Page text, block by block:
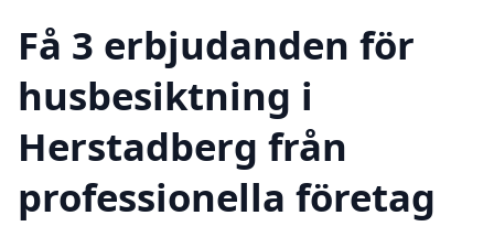
Få 3 erbjudanden för
husbesiktning i
Herstadberg från
professionella företag